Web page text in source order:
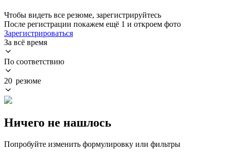
Чтобы видеть все резюме, зарегистрируйтесь
После регистрации покажем ещё 1 и откроем фото
Зарегистрироваться
За всё время
По соответствию
20 резюме
Ничего не нашлось
Попробуйте изменить формулировку или фильтры